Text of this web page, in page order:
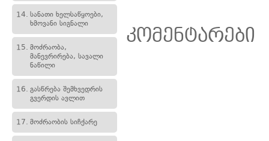
14. სანათი ხელსაწყოები,
ხმოვანი სიგნალი
15. მოძრაობა,
მანევრირება, სავალი
ნაწილი
16. გასწრება შემხვედრის
გვერდის ავლით
17. მოძრაობის სიჩქარე
კომენტარები